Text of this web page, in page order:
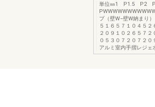
単位㎜1 P1.5 P2
プ（壁W−壁W納まり
５１６５７１０４５
２０９１０２６５７
０５３０７２０７２０
アルミ室内手摺レジ